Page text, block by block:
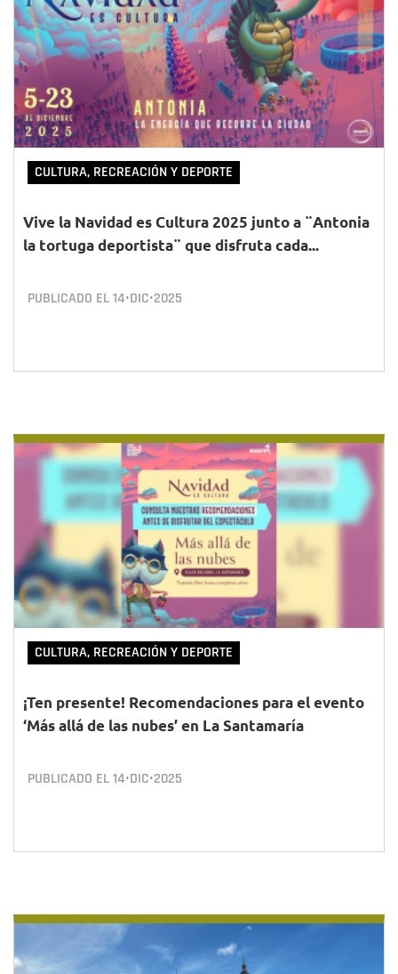
CULTURA, RECREACIÓN Y DEPORTE
Vive la Navidad es Cultura 2025 junto a ¨Antonia
la tortuga deportista¨ que disfruta cada...
PUBLICADO EL14•DIC•2025
CULTURA, RECREACIÓN Y DEPORTE
¡Ten presente! Recomendaciones para el evento
‘Más allá de las nubes’ en La Santamaría
PUBLICADO EL14•DIC•2025